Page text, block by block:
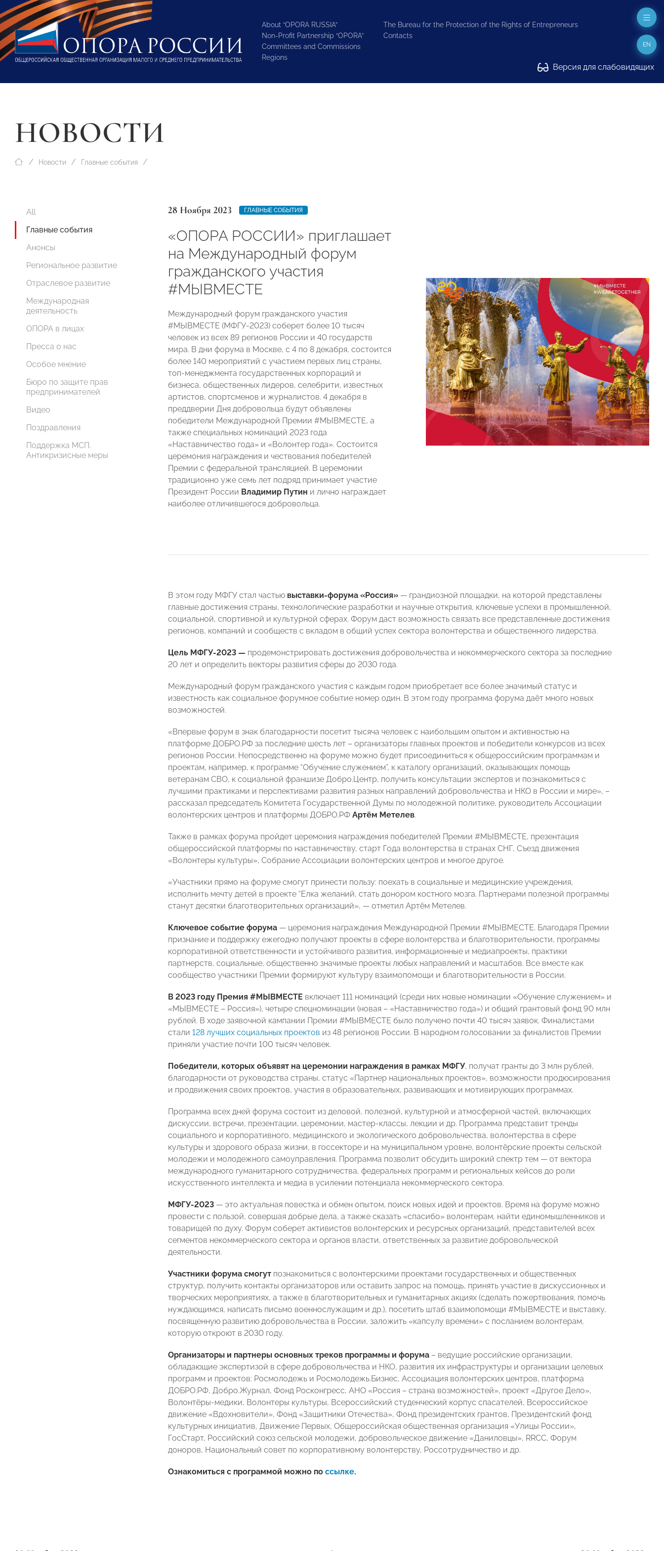
About “OPORA RUSSIA”
Non-Profit Partnership “OPORA”
Committees and Commissions
Regions
The Bureau for the Protection of the Rights of Entrepreneurs
Contacts
Версия для слабовидящих
EN
НОВОСТИ
Новости Главные события
All
Главные события
Анонсы
Региональное развитие
Отраслевое развитие
Международная
деятельность
ОПОРА в лицах
Пресса о нас
Особое мнение
Бюро по защите прав
предпринимателей
Видео
Поздравления
Поддержка МСП.
Антикризисные меры
28 Ноября 2023 ГЛАВНЫЕ СОБЫТИЯ
«ОПОРА РОССИИ» приглашает
на Международный форум
гражданского участия
#МЫВМЕСТЕ
Международный форум гражданского участия
#МЫВМЕСТЕ (МФГУ-2023) соберет более 10 тысяч
человек из всех 89 регионов России и 40 государств
мира. В дни форума в Москве, с 4 по 8 декабря, состоится
более 140 мероприятий с участием первых лиц страны,
топ-менеджмента государственных корпораций и
бизнеса, общественных лидеров, селебрити, известных
артистов, спортсменов и журналистов. 4 декабря в
преддверии Дня добровольца будут объявлены
победители Международной Премии #МЫВМЕСТЕ, а
также специальных номинаций 2023 года
«Наставничество года» и «Волонтер года». Состоится
церемония награждения и чествования победителей
Премии с федеральной трансляцией. В церемонии
традиционно уже семь лет подряд принимает участие
Президент России Владимир Путин и лично награждает
наиболее отличившегося добровольца.
В этом году МФГУ стал частью выставки-форума «Россия» — грандиозной площадки, на которой представлены
главные достижения страны, технологические разработки и научные открытия, ключевые успехи в промышленной,
социальной, спортивной и культурной сферах. Форум даст возможность связать все представленные достижения
регионов, компаний и сообществ с вкладом в общий успех сектора волонтерства и общественного лидерства.
Цель МФГУ-2023 — продемонстрировать достижения добровольчества и некоммерческого сектора за последние
20 лет и определить векторы развития сферы до 2030 года.
Международный форум гражданского участия с каждым годом приобретает все более значимый статус и
известность как социальное форумное событие номер один. В этом году программа форума даёт много новых
возможностей.
«Впервые форум в знак благодарности посетит тысяча человек с наибольшим опытом и активностью на
платформе ДОБРО.РФ за последние шесть лет – организаторы главных проектов и победители конкурсов из всех
регионов России. Непосредственно на форуме можно будет присоединиться к общероссийским программам и
проектам, например, к программе “Обучение служением”, к каталогу организаций, оказывающих помощь
ветеранам СВО, к социальной франшизе Добро.Центр, получить консультации экспертов и познакомиться с
лучшими практиками и перспективами развития разных направлений добровольчества и НКО в России и мире», –
рассказал председатель Комитета Государственной Думы по молодежной политике, руководитель Ассоциации
волонтерских центров и платформы ДОБРО.РФ Артём Метелев.
Также в рамках форума пройдет церемония награждения победителей Премии #МЫВМЕСТЕ, презентация
общероссийской платформы по наставничеству, старт Года волонтерства в странах СНГ, Съезд движения
«Волонтеры культуры», Собрание Ассоциации волонтерских центров и многое другое.
«Участники прямо на форуме смогут принести пользу: поехать в социальные и медицинские учреждения,
исполнить мечту детей в проекте “Елка желаний, стать донором костного мозга. Партнерами полезной программы
станут десятки благотворительных организаций», — отметил Артём Метелев.
Ключевое событие форума — церемония награждения Международной Премии #МЫВМЕСТЕ. Благодаря Премии
признание и поддержку ежегодно получают проекты в сфере волонтерства и благотворительности, программы
корпоративной ответственности и устойчивого развития, информационные и медиапроекты, практики
партнерств, социальные, общественно значимые проекты любых направлений и масштабов. Все вместе как
сообщество участники Премии формируют культуру взаимопомощи и благотворительности в России.
В 2023 году Премия #МЫВМЕСТЕ включает 111 номинаций (среди них новые номинации «Обучение служением» и
«МЫВМЕСТЕ – Россия»), четыре спецноминации (новая – «Наставничество года») и общий грантовый фонд 90 млн
рублей. В ходе заявочной кампании Премии #МЫВМЕСТЕ было получено почти 40 тысяч заявок. Финалистами
стали 128 лучших социальных проектов из 48 регионов России. В народном голосовании за финалистов Премии
приняли участие почти 100 тысяч человек.
Победители, которых объявят на церемонии награждения в рамках МФГУ, получат гранты до 3 млн рублей,
благодарности от руководства страны, статус «Партнер национальных проектов», возможности продюсирования
и продвижения своих проектов, участия в образовательных, развивающих и мотивирующих программах.
Программа всех дней форума состоит из деловой, полезной, культурной и атмосферной частей, включающих
дискуссии, встречи, презентации, церемонии, мастер-классы, лекции и др. Программа представит тренды
социального и корпоративного, медицинского и экологического добровольчества, волонтерства в сфере
культуры и здорового образа жизни, в госсекторе и на муниципальном уровне, волонтёрские проекты сельской
молодежи и молодежного самоуправления. Программа позволит обсудить широкий спектр тем — от вектора
международного гуманитарного сотрудничества, федеральных программ и региональных кейсов до роли
искусственного интеллекта и медиа в усилении потенциала некоммерческого сектора.
МФГУ-2023 — это актуальная повестка и обмен опытом, поиск новых идей и проектов. Время на форуме можно
провести с пользой, совершая добрые дела, а также сказать «спасибо» волонтерам, найти единомышленников и
товарищей по духу. Форум соберет активистов волонтерских и ресурсных организаций, представителей всех
сегментов некоммерческого сектора и органов власти, ответственных за развитие добровольческой
деятельности.
Участники форума смогут познакомиться с волонтерскими проектами государственных и общественных
структур, получить контакты организаторов или оставить запрос на помощь, принять участие в дискуссионных и
творческих мероприятиях, а также в благотворительных и гуманитарных акциях (сделать пожертвования, помочь
нуждающимся, написать письмо военнослужащим и др.), посетить штаб взаимопомощи #МЫВМЕСТЕ и выставку,
посвященную развитию добровольчества в России, заложить «капсулу времени» с посланием волонтерам,
которую откроют в 2030 году.
Организаторы и партнеры основных треков программы и форума – ведущие российские организации,
обладающие экспертизой в сфере добровольчества и НКО, развития их инфраструктуры и организации целевых
программ и проектов: Росмолодежь и Росмолодежь.Бизнес, Ассоциация волонтерских центров, платформа
ДОБРО.РФ, Добро.Журнал, Фонд Росконгресс, АНО «Россия – страна возможностей», проект «Другое Дело»,
Волонтёры-медики, Волонтеры культуры, Всероссийский студенческий корпус спасателей, Всероссийское
движение «Вдохновители», Фонд «Защитники Отечества», Фонд президентских грантов, Президентский фонд
культурных инициатив, Движение Первых, Общероссийская общественная организация «Улицы России»,
ГосСтарт, Российский союз сельской молодежи, добровольческое движение «Даниловцы», RRCC, Форум
доноров, Национальный совет по корпоративному волонтерству, Россотрудничество и др.
Ознакомиться с программой можно по ссылке.